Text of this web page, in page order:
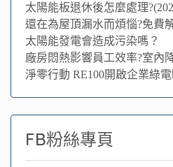
太陽能板退休後怎麼處理
還在為屋頂漏水而煩惱?免費
太陽能發電會造成污染嗎？
廠房悶熱影響員工效率?室內
淨零行動 RE100開啟企業綠
FB粉絲專頁